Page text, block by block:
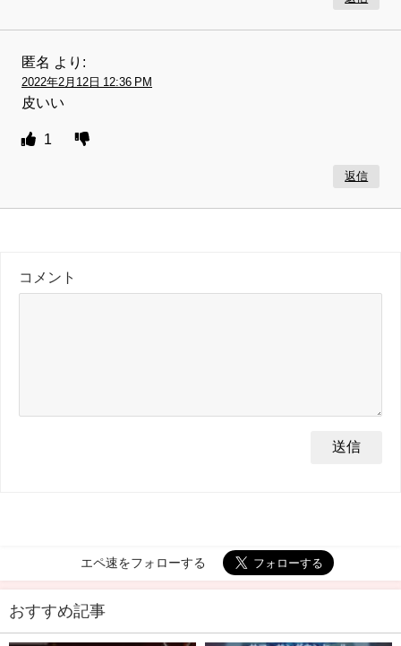
匿名 より:
2022年2月12日 12:36 PM
皮いい
1
返信
コメント
エペ速をフォローする
おすすめ記事